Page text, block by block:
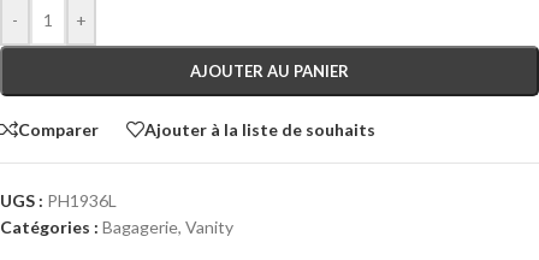
- +
AJOUTER AU PANIER
Comparer Ajouter à la liste de souhaits
UGS : PH1936L
Catégories : Bagagerie, Vanity